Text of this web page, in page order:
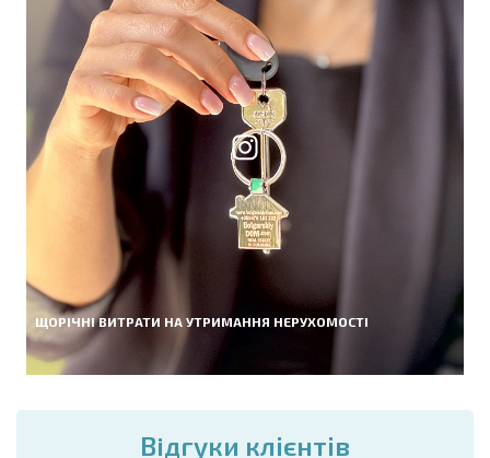
ЩОРІЧНІ ВИТРАТИ НА УТРИМАННЯ НЕРУХОМОСТІ
Вiдгуки клієнтів